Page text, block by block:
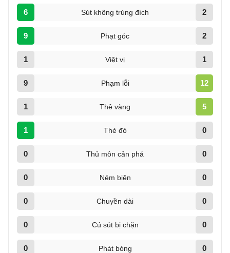
6 Sút không trúng đích 2
9 Phạt góc 2
1 Việt vị 1
9 Phạm lỗi 12
1 Thẻ vàng 5
1 Thẻ đỏ 0
0 Thủ môn cản phá 0
0 Ném biên 0
0 Chuyền dài 0
0 Cú sút bị chặn 0
0 Phát bóng 0